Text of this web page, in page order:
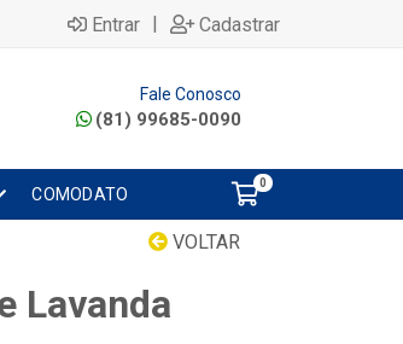
Entrar | Cadastrar
Fale Conosco
(81) 99685-0090
COMODATO
0
VOLTAR
Lavanda